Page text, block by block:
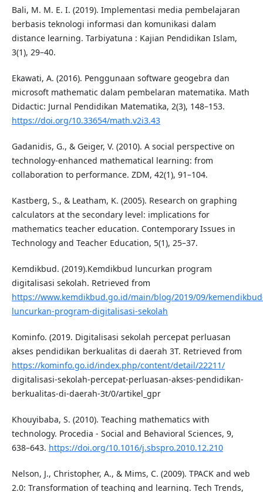
Bali, M. M. E. I. (2019). Implementasi media pembelajaran
berbasis teknologi informasi dan komunikasi dalam
distance learning. Tarbiyatuna : Kajian Pendidikan Islam,
3(1), 29–40.
Ekawati, A. (2016). Penggunaan software geogebra dan
microsoft mathematic dalam pembelaran matematika. Math
Didactic: Jurnal Pendidikan Matematika, 2(3), 148–153.
https://doi.org/10.33654/math.v2i3.43
Gadanidis, G., & Geiger, V. (2010). A social perspective on
technology-enhanced mathematical learning: from
collaboration to performance. ZDM, 42(1), 91–104.
Kastberg, S., & Leatham, K. (2005). Research on graphing
calculators at the secondary level: implications for
mathematics teacher education. Contemporary Issues in
Technology and Teacher Education, 5(1), 25–37.
Kemdikbud. (2019).Kemdikbud luncurkan program
digitalisasi sekolah. Retrieved from
https://www.kemdikbud.go.id/main/blog/2019/09/
luncurkan-program-digitalisasi-sekolah
Kominfo. (2019. Digitalisasi sekolah percepat perluasan
akses pendidikan berkualitas di daerah 3T. Retrieved from
https://kominfo.go.id/index.php/content/detail/22211/
digitalisasi-sekolah-percepat-perluasan-akses-pendidikan-
berkualitas-di-daerah-3t/0/artikel_gpr
Khouyibaba, S. (2010). Teaching mathematics with
technology. Procedia - Social and Behavioral Sciences, 9,
638–643. https://doi.org/10.1016/j.sbspro.2010.12.210
Nelson, J., Christopher, A., & Mims, C. (2009). TPACK and web
2.0: Transformation of teaching and learning. Tech Trends,